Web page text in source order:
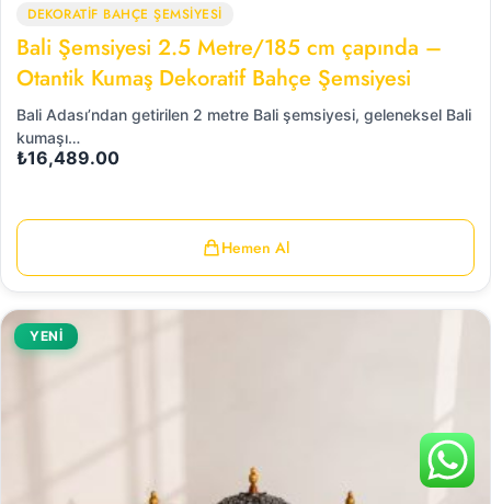
DEKORATİF BAHÇE ŞEMSİYESİ
Bali Şemsiyesi 2.5 Metre/185 cm çapında –
Otantik Kumaş Dekoratif Bahçe Şemsiyesi
Bali Adası’ndan getirilen 2 metre Bali şemsiyesi, geleneksel Bali
kumaşı…
₺16,489.00
Hemen Al
YENİ